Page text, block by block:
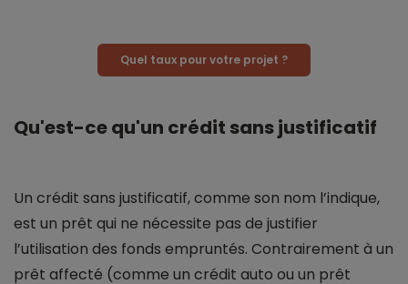
Quel taux pour votre projet ?
Qu'est-ce qu'un crédit sans justificatif
Un crédit sans justificatif, comme son nom l’indique,
est un prêt qui ne nécessite pas de justifier
l’utilisation des fonds empruntés. Contrairement à un
prêt affecté (comme un crédit auto ou un prêt